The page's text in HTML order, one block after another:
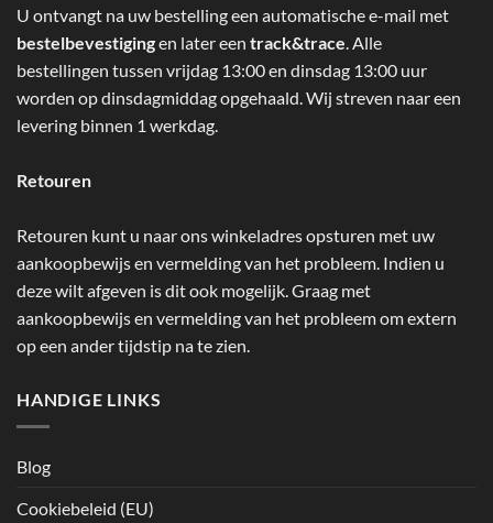
U ontvangt na uw bestelling een automatische e-mail met
bestelbevestigingen later een track&trace. Alle
bestellingen tussen vrijdag 13:00 en dinsdag 13:00 uur
worden op dinsdagmiddag opgehaald. Wij streven naar een
levering binnen 1 werkdag.
Retouren
Retouren kunt u naar ons winkeladres opsturen met uw
aankoopbewijs en vermelding van het probleem. Indien u
deze wilt afgeven is dit ook mogelijk. Graag met
aankoopbewijs en vermelding van het probleem om extern
op een ander tijdstip na te zien.
HANDIGE LINKS
Blog
Cookiebeleid (EU)